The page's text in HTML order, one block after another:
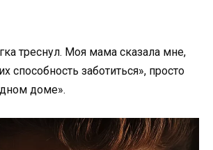
треснул. Моя мама сказала мне,
способность заботиться», просто
доме».